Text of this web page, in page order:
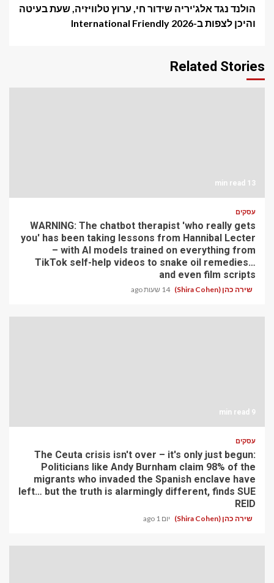
הולנד נגד אלג'יריה שידור חי, ערוץ טלוויזיה, שעת בעיטה
והיכן לצפות ב-International Friendly 2026
Related Stories
13 min read
עסקים
WARNING: The chatbot therapist 'who really gets
you' has been taking lessons from Hannibal Lecter
– with AI models trained on everything from
TikTok self-help videos to snake oil remedies…
and even film scripts
שירה כהן (Shira Cohen) 14 שעות ago
9 min read
עסקים
The Ceuta crisis isn't over – it's only just begun:
Politicians like Andy Burnham claim 98% of the
migrants who invaded the Spanish enclave have
left… but the truth is alarmingly different, finds SUE
REID
שירה כהן (Shira Cohen) יום 1 ago